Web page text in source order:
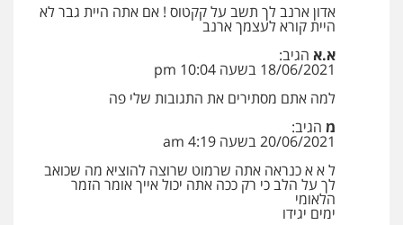
אדון ארנב לך תשב על קקטוס ! אם אתה היית גבר לא
היית קורא לעצמך ארנב
א.א הגיב:
18/06/2021 בשעה 10:04 pm
למה אתם מסתירים את התגובות שלי פה
מ הגיב:
20/06/2021 בשעה 4:19 am
ל א א כנראה אתה שרמוט שרוצה להוציא מה שכואב
לך על הלב כי רק ככה אתה יכול אייך אומר הזמר
הלאומי
ימים יגידו
משפט פלילי
0545437431
עו"ד עלי סעדי
פלילי פשיעה חמורה ליווי וייצוג בחקירות
ומעצרים
0508824984